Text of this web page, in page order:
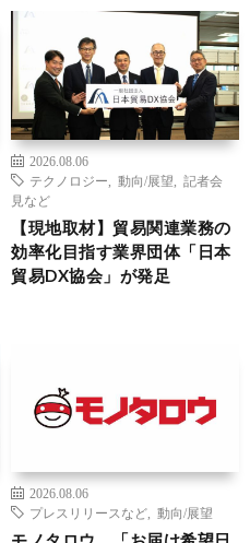
2026.08.06
テクノロジー
動向/展望
記者会
見など
【現地取材】貿易関連業務の
効率化目指す業界団体「日本
貿易DX協会」が発足
2026.08.06
プレスリリースなど
動向/展望